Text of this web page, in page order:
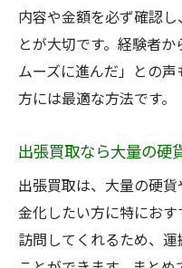
内容や金額を必ず確認
とが大切です。経験者
ムーズに進んだ」との
方には最適な方法です。
出張買取なら大量の硬
出張買取は、大量の硬
金化したい方に特にお
訪問してくれるため、